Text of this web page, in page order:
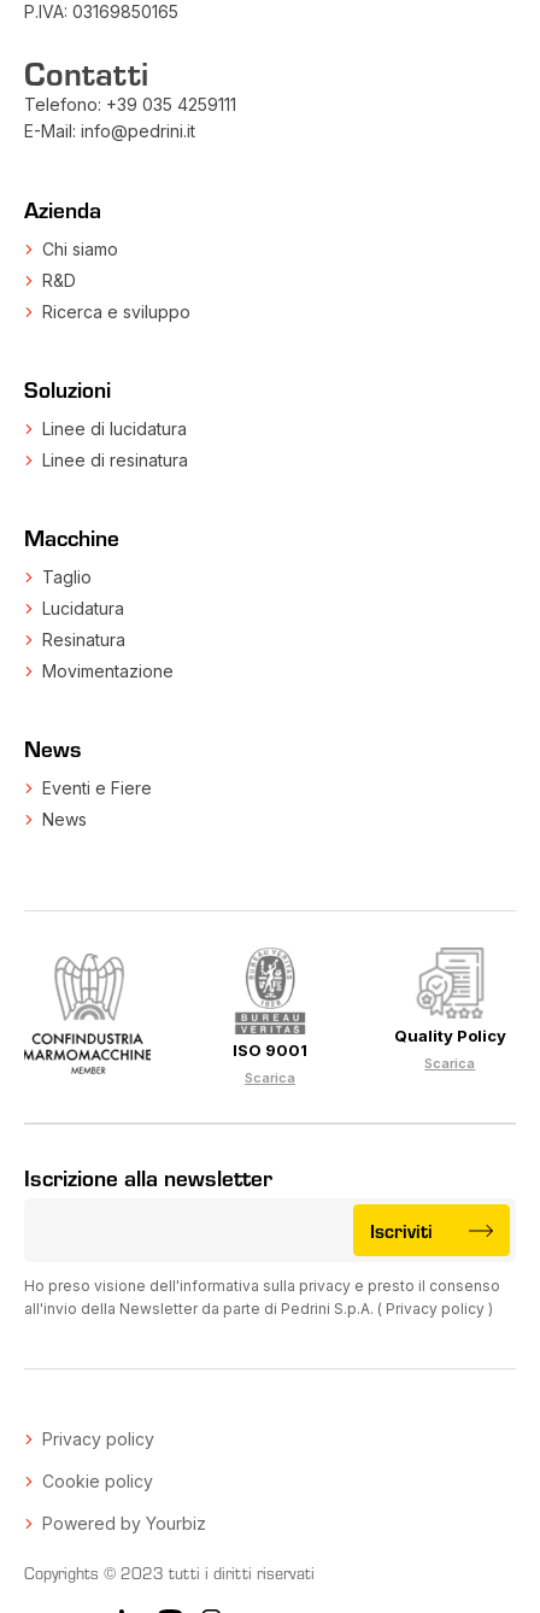
P.IVA: 03169850165
Contatti
Telefono: +39 035 4259111
E-Mail: info@pedrini.it
Azienda
Chi siamo
R&D
Ricerca e sviluppo
Soluzioni
Linee di lucidatura
Linee di resinatura
Macchine
Taglio
Lucidatura
Resinatura
Movimentazione
News
Eventi e Fiere
News
ISO 9001
Scarica
Quality Policy
Scarica
Iscrizione alla newsletter
Ho preso visione dell'informativa sulla privacy e presto il consenso
all'invio della Newsletter da parte di Pedrini S.p.A. ( Privacy policy )
Iscriviti
Privacy policy
Cookie policy
Powered by Yourbiz
Copyrights © 2023 tutti i diritti riservati